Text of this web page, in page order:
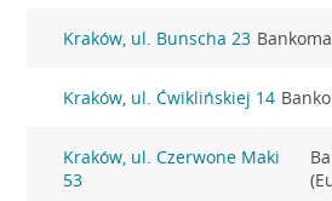
Kraków, ul. Bunscha 23
Kraków, ul. Ćwiklińskiej 14
Kraków, ul. Czerwone Maki
53